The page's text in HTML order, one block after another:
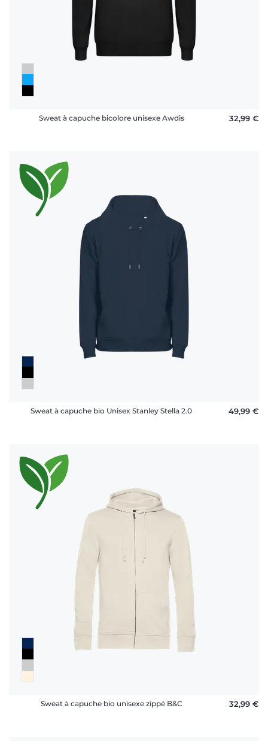
Sweat à capuche bicolore unisexe Awdis 32,99 €
Sweat à capuche bio Unisex Stanley Stella 2.0 49,99 €
Sweat à capuche bio unisexe zippé B&C 32,99 €